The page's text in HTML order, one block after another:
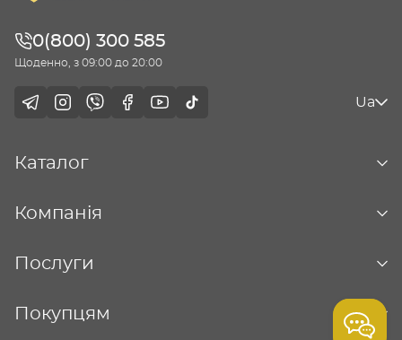
0(800) 300 585
Щоденно, з 09:00 до 20:00
Ua
Каталог
Компанія
Послуги
Покупцям